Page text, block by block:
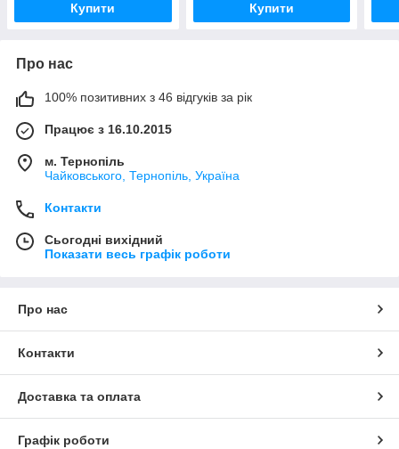
Купити Купити
Про нас
100% позитивних з 46 відгуків за рік
Працює з 16.10.2015
м. Тернопіль
Чайковського, Тернопіль, Україна
Контакти
Сьогодні вихідний
Показати весь графік роботи
Про нас
Контакти
Доставка та оплата
Графік роботи